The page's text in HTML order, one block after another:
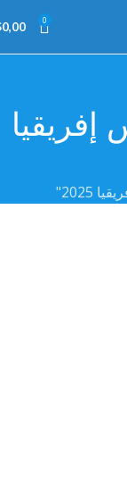
0
0,00